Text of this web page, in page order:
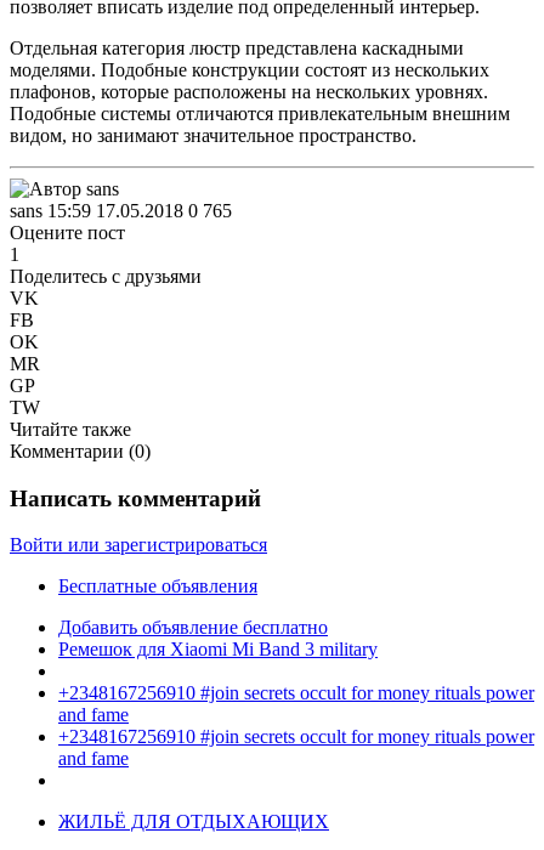
позволяет вписать изделие под определенный интерьер.
Отдельная категория люстр представлена каскадными
моделями. Подобные конструкции состоят из нескольких
плафонов, которые расположены на нескольких уровнях.
Подобные системы отличаются привлекательным внешним
видом, но занимают значительное пространство.
sans 15:59 17.05.2018 0 765
Оцените пост
1
Поделитесь с друзьями
VK
FB
OK
MR
GP
TW
Читайте также
Комментарии (0)
Написать комментарий
Войти или зарегистрироваться
Бесплатные объявления
Добавить объявление бесплатно
Ремешок для Xiaomi Mi Band 3 military
+2348167256910 #join secrets occult for money rituals power
and fame
+2348167256910 #join secrets occult for money rituals power
and fame
ЖИЛЬЁ ДЛЯ ОТДЫХАЮЩИХ